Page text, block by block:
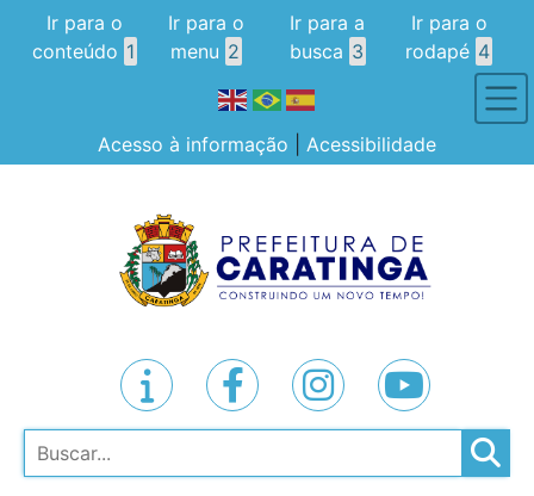
Ir para o
conteúdo 1
Ir para o
menu 2
Ir para a
busca 3
Ir para o
rodapé 4
Acesso à informação Acessibilidade
Pesquisar